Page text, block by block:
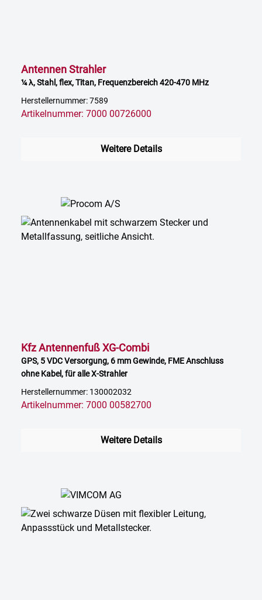
Antennen Strahler
¼ λ, Stahl, flex, Titan, Frequenzbereich 420-470 MHz
Herstellernummer: 7589
Artikelnummer: 7000 00726000
Weitere Details
Kfz Antennenfuß XG-Combi
GPS, 5 VDC Versorgung, 6 mm Gewinde, FME Anschluss
ohne Kabel, für alle X-Strahler
Herstellernummer: 130002032
Artikelnummer: 7000 00582700
Weitere Details